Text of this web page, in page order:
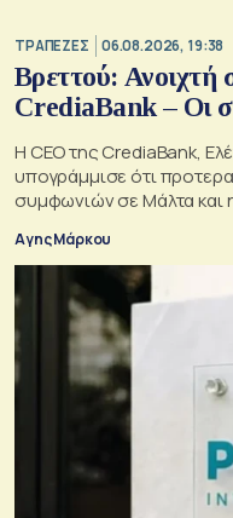
ΤΡΑΠΕΖΕΣ 06.08.2026, 19:38
Βρεττού: Ανοιχτή
CrediaBank – Οι
Η CEO της CrediaBank,
υπογράμμισε ότι
συμφωνιών σε Μάλτα και
για τους μετόχους
Αγης Μάρκου